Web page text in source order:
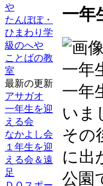
や
たんぽぽ・
ひまわり学
級のへや
ことばの教
室
最新の更新
アサガオ
一年生を迎
える会
なかよし会
１年生を迎
える会＆遠
足
一年
一年
一年
いま
その
に出
公園